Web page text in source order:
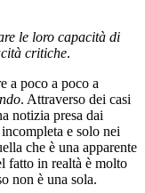
le loro capacità di
critiche.
a poco a poco a
. Attraverso dei casi
notizia presa dai
e solo nei
che è una apparente
fatto in realtà è molto
non è una sola.